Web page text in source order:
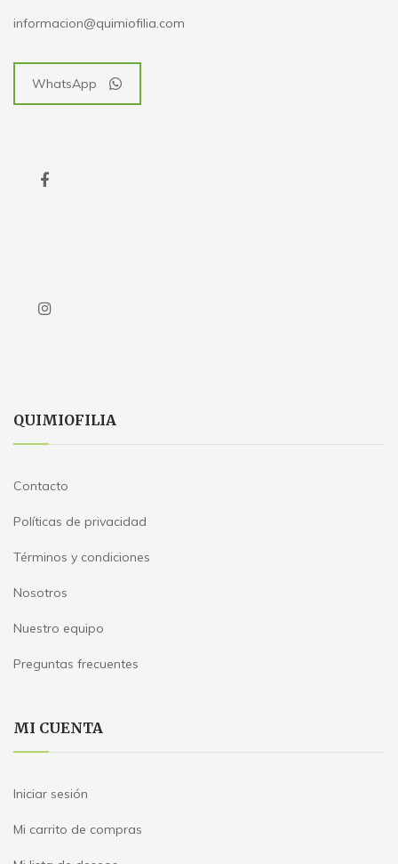
informacion@quimiofilia.com
WhatsApp
QUIMIOFILIA
Contacto
Políticas de privacidad
Términos y condiciones
Nosotros
Nuestro equipo
Preguntas frecuentes
MI CUENTA
Iniciar sesión
Mi carrito de compras